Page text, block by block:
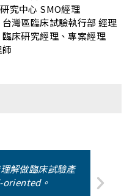
究中心 SMO經理
灣區臨床試驗執行部 經理
床研究經理、專案經理
解做臨床試驗產
oriented。